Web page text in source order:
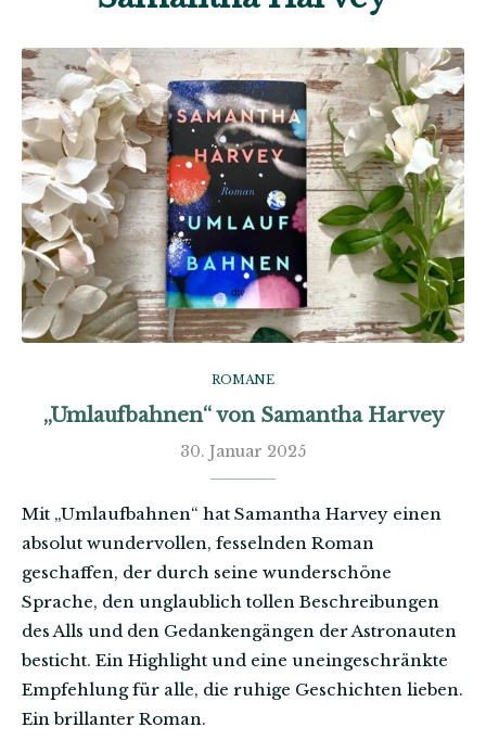
ROMANE
„Umlaufbahnen“ von Samantha Harvey
30. Januar 2025
Mit „Umlaufbahnen“ hat Samantha Harvey einen
absolut wundervollen, fesselnden Roman
geschaffen, der durch seine wunderschöne
Sprache, den unglaublich tollen Beschreibungen
des Alls und den Gedankengängen der Astronauten
besticht. Ein Highlight und eine uneingeschränkte
Empfehlung für alle, die ruhige Geschichten lieben.
Ein brillanter Roman.